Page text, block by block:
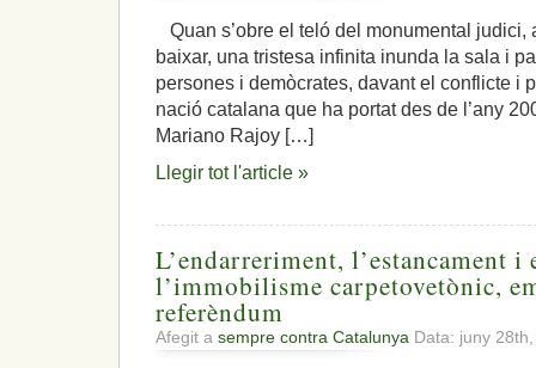
Quan s’obre el teló del monumental judici,
baixar, una tristesa infinita inunda la sala i
persones i demòcrates, davant el conflicte i
nació catalana que ha portat des de l’any
Mariano Rajoy […]
Llegir tot l'article »
L’endarreriment, l’estancament i
l’immobilisme carpetovetònic,
referèndum
Afegit a sempre contra Catalunya Data: juny